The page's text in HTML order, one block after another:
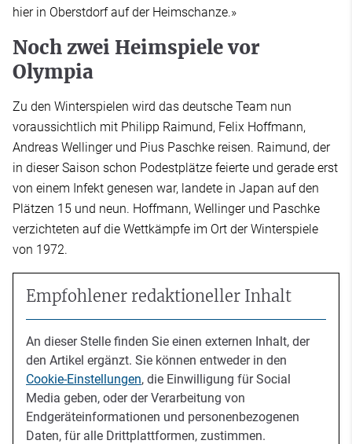
hier in Oberstdorf auf der Heimschanze.»
Noch zwei Heimspiele vor
Olympia
Zu den Winterspielen wird das deutsche Team nun
voraussichtlich mit Philipp Raimund, Felix Hoffmann,
Andreas Wellinger und Pius Paschke reisen. Raimund, der
in dieser Saison schon Podestplätze feierte und gerade erst
von einem Infekt genesen war, landete in Japan auf den
Plätzen 15 und neun. Hoffmann, Wellinger und Paschke
verzichteten auf die Wettkämpfe im Ort der Winterspiele
von 1972.
Empfohlener redaktioneller Inhalt
An dieser Stelle finden Sie einen externen Inhalt, der
den Artikel ergänzt. Sie können entweder in den
Cookie-Einstellungen, die Einwilligung für Social
Media geben, oder der Verarbeitung von
Endgeräteinformationen und personenbezogenen
Daten, für alle Drittplattformen, zustimmen.